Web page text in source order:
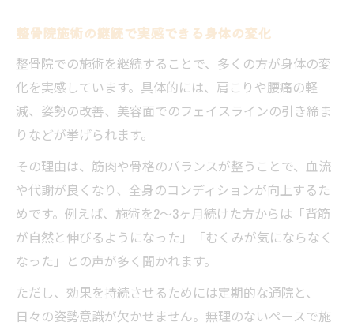
整骨院施術の継続で実感できる身体の変化
整骨院での施術を継続することで、多くの方が身体の変
化を実感しています。具体的には、肩こりや腰痛の軽
減、姿勢の改善、美容面でのフェイスラインの引き締ま
りなどが挙げられます。
その理由は、筋肉や骨格のバランスが整うことで、血流
や代謝が良くなり、全身のコンディションが向上するた
めです。例えば、施術を2～3ヶ月続けた方からは「背筋
が自然と伸びるようになった」「むくみが気にならなく
なった」との声が多く聞かれます。
ただし、効果を持続させるためには定期的な通院と、
日々の姿勢意識が欠かせません。無理のないペースで施